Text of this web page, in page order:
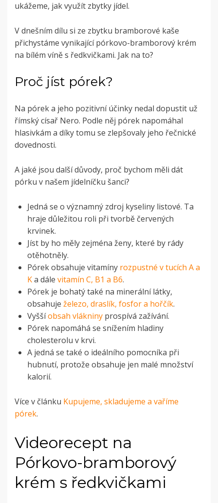
ukážeme, jak využít zbytky jídel.
V dnešním dílu si ze zbytku bramborové kaše
přichystáme vynikající pórkovo-bramborový krém
na bílém víně s ředkvičkami. Jak na to?
Proč jíst pórek?
Na pórek a jeho pozitivní účinky nedal dopustit už
římský císař Nero. Podle něj pórek napomáhal
hlasivkám a díky tomu se zlepšovaly jeho řečnické
dovednosti.
A jaké jsou další důvody, proč bychom měli dát
pórku v našem jídelníčku šanci?
Jedná se o významný zdroj kyseliny listové. Ta
hraje důležitou roli při tvorbě červených
krvinek.
Jíst by ho měly zejména ženy, které by rády
otěhotněly.
Pórek obsahuje vitamíny rozpustné v tucích A a
Ka dále vitamín C, B1 a B6.
Pórek je bohatý také na minerální látky,
obsahuje železo, draslík, fosfor a hořčík.
Vyššíobsah vlákniny prospívá zažívání.
Pórek napomáhá se snížením hladiny
cholesterolu v krvi.
A jedná se také o ideálního pomocníka při
hubnutí, protože obsahuje jen malé množství
kalorií.
Více v článku Kupujeme, skladujeme a vaříme
pórek.
Videorecept na
Pórkovo-bramborový
krém s ředkvičkami